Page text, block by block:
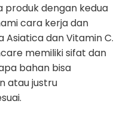
produk dengan kedua
cara kerja dan
dan Vitamin C.
memiliki sifat dan
bahan bisa
atau justru